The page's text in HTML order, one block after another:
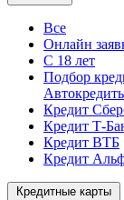
Все
Онлайн
С 18 лет
Подбор
Кредит
Кредит Т-
Кредит ВТБ
Кредит
Кредитные карты